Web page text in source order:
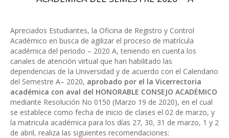
Apreciados Estudiantes, la Oficina de Registro y Control
Académico en busca de agilizar el proceso de matrícula
académica del periodo – 2020 A, teniendo en cuenta los
canales de atención virtual que han habilitado las
dependencias de la Universidad y de acuerdo con el Calendario
del Semestre A– 2020, aprobado por el la Vicerrectoria
académica con aval del HONORABLE CONSEJO ACADÉMICO
mediante Resolución No 0150 (Marzo 19 de 2020), en el cual
se establece como fecha de inicio de clases el 02 de marzo, y
la matricula académica para los días 27, 30, 31 de marzo, 1 y 2
de abril, realiza las siguientes recomendaciones: